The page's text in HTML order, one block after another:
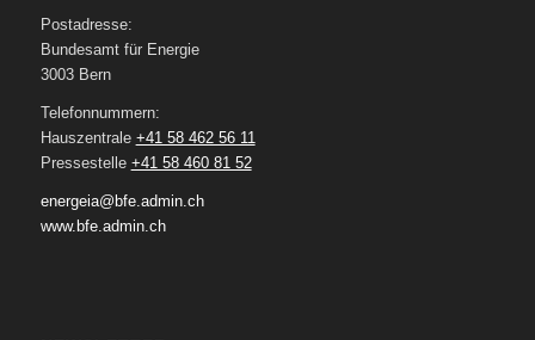
Postadresse:
Bundesamt für Energie
3003 Bern
Telefonnummern:
Hauszentrale +41 58 462 56 11
Pressestelle +41 58 460 81 52
energeia@bfe.admin.ch
www.bfe.admin.ch